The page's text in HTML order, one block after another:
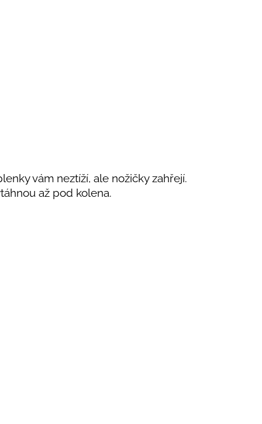
vám neztíží, ale nožičky zahřejí.
až pod kolena.